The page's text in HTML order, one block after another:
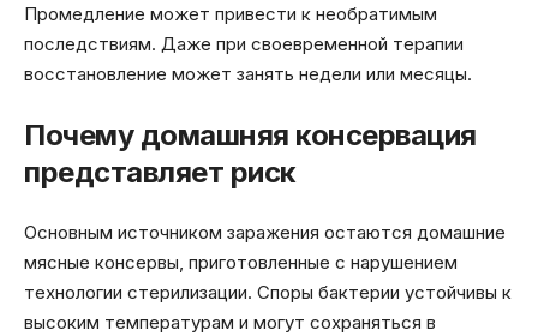
Промедление может привести к необратимым
последствиям. Даже при своевременной терапии
восстановление может занять недели или месяцы.
Почему домашняя консервация
представляет риск
Основным источником заражения остаются домашние
мясные консервы, приготовленные с нарушением
технологии стерилизации. Споры бактерии устойчивы к
высоким температурам и могут сохраняться в